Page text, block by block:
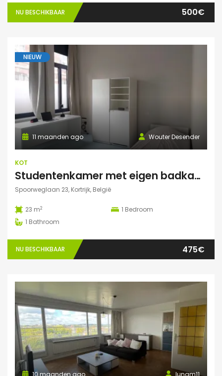
NU BESCHIKBAAR 500€
NIEUW
Wouter Desender
11 maanden ago
KOT
Studentenkamer met eigen badkamer
Spoorweglaan 23, Kortrijk, België
23 m2 1 Bedroom
1 Bathroom
NU BESCHIKBAAR 475€
lunam11
10 maanden ago